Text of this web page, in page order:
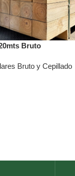
Bruto
Bruto y Cepillado